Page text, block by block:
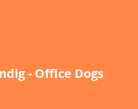
- Office Dogs